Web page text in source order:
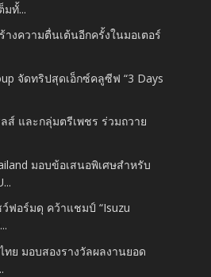
มทั้...
งความตื่นเต้นอีกครั้งในมอเตอร์
จัดทริปสุดเอ็กซ์คลูซีฟ “3 Days
ส์ และกลุ่มตรีเพชร ร่วมถวาย
มอบข้อเสนอพิเศษสำหรับ
ฟอร์มดุ คว้าแชมป์ “Isuzu
ย มอบสองรางวัลผลงานยอด